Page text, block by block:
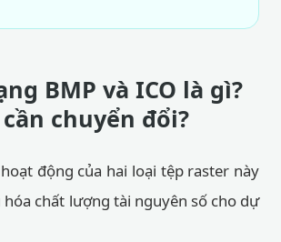
BMP và ICO là gì?
chuyển đổi?
động của hai loại tệp raster này
chất lượng tài nguyên số cho dự